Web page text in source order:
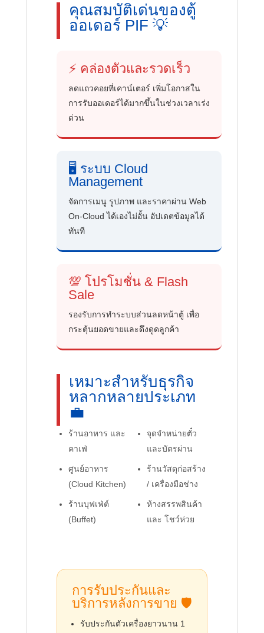
คุณสมบัติเด่นของตู้
ออเดอร์ PIF 💡
⚡ คล่องตัวและรวดเร็ว
ลดแถวคอยที่เคาน์เตอร์ เพิ่มโอกาสใน
การรับออเดอร์ได้มากขึ้นในช่วงเวลาเร่ง
ด่วน
🖥️ ระบบ Cloud
Management
จัดการเมนู รูปภาพ และราคาผ่าน Web
On-Cloud ได้เองไม่อั้น อัปเดตข้อมูลได้
ทันที
💯 โปรโมชั่น & Flash
Sale
รองรับการทำระบบส่วนลดหน้าตู้ เพื่อ
กระตุ้นยอดขายและดึงดูดลูกค้า
เหมาะสำหรับธุรกิจ
หลากหลายประเภท
💼
ร้านอาหาร และ
คาเฟ่
ศูนย์อาหาร
(Cloud Kitchen)
ร้านบุฟเฟ่ต์
(Buffet)
จุดจำหน่ายตั๋ว
และบัตรผ่าน
ร้านวัสดุก่อสร้าง
/ เครื่องมือช่าง
ห้างสรรพสินค้า
และ โชว์ห่วย
การรับประกันและ
บริการหลังการขาย 🛡️
รับประกันตัวเครื่องยาวนาน 1